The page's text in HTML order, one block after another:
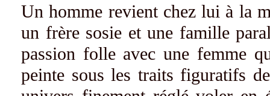
Un homme revient chez lui à la
un frère sosie et une famille
passion folle avec une femme
peinte sous les traits figuratifs